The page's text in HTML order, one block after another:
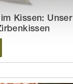
Kissen: Unser